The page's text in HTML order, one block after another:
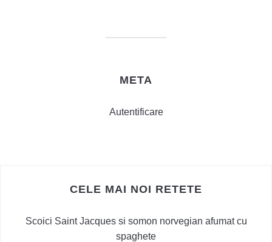
META
Autentificare
CELE MAI NOI RETETE
Scoici Saint Jacques si somon norvegian afumat cu
spaghete